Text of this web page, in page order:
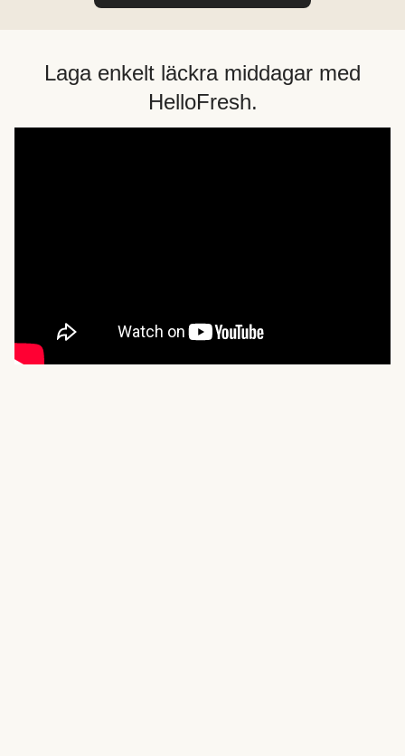
Laga enkelt läckra middagar med
HelloFresh.